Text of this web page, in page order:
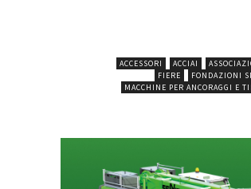
ACCESSORI ACCIAI
FIERE
FONDAZIONI
MACCHINE PER ANCORAGGI E